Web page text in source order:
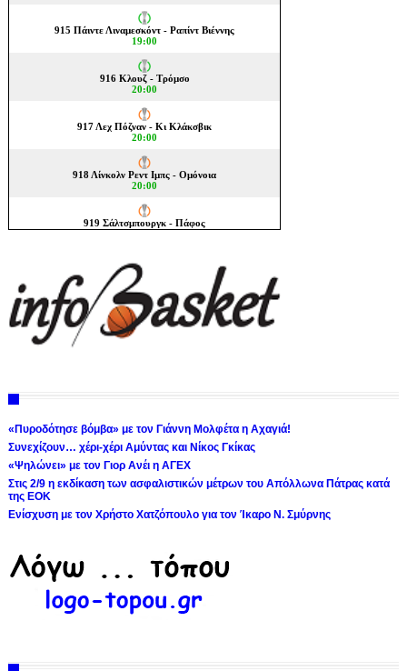
«Πυροδότησε βόμβα» με τον Γιάννη Μολφέτα η Αχαγιά!
Συνεχίζουν… χέρι-χέρι Αμύντας και Νίκος Γκίκας
«Ψηλώνει» με τον Γιορ Ανέι η ΑΓΕΧ
Στις 2/9 η εκδίκαση των ασφαλιστικών μέτρων του Απόλλωνα Πάτρας κατά
της ΕΟΚ
Ενίσχυση με τον Χρήστο Χατζόπουλο για τον Ίκαρο Ν. Σμύρνης